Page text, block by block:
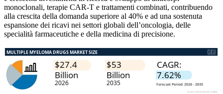
monoclonali, terapie CAR-T e trattamenti combinati, contribuendo
alla crescita della domanda superiore al 40% e ad una sostenuta
espansione dei ricavi nei settori globali dell’oncologia, delle
specialità farmaceutiche e della medicina di precisione.